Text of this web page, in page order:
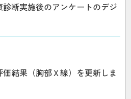
診断実施後のアンケートのデジ
結果（胸部Ｘ線）を更新しま